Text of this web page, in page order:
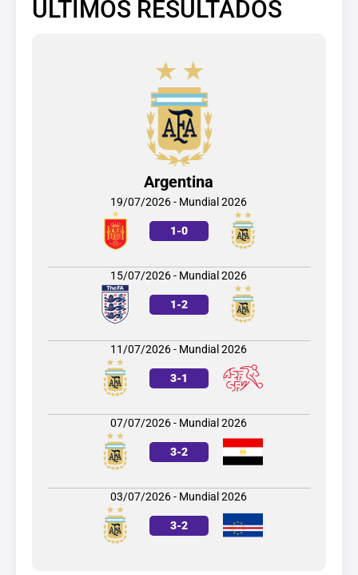
ÚLTIMOS RESULTADOS
Argentina
19/07/2026 - Mundial 2026
1-0
15/07/2026 - Mundial 2026
1-2
11/07/2026 - Mundial 2026
3-1
07/07/2026 - Mundial 2026
3-2
03/07/2026 - Mundial 2026
3-2